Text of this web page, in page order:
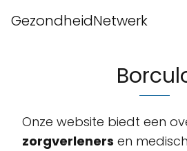
GezondheidNetwerk
Onze website biedt een
zorgverleners en